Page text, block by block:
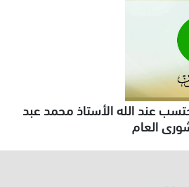
عند الله الأستاذ محمد عبد
العام